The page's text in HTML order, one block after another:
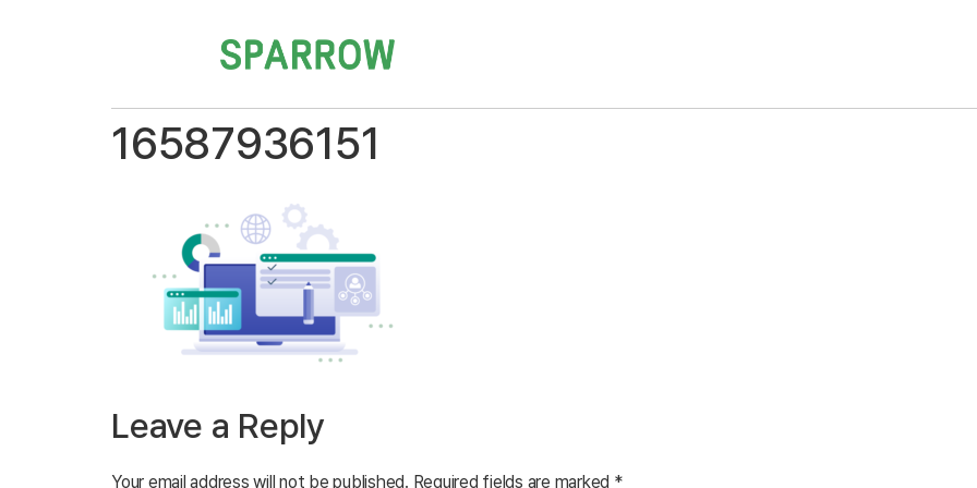
16587936151
Leave a Reply
Your email address will not be published. Required fields are marked *